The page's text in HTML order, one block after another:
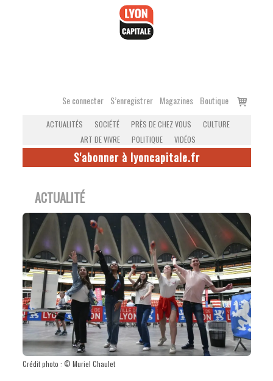
Se connecter S’enregistrer Magazines Boutique
Voir
ACTUALITÉS SOCIÉTÉ PRÈS DE CHEZ VOUS
CULTURE
ART DE VIVRE
POLITIQUE VIDÉOS
S'abonner à lyoncapitale.fr
ACTUALITÉ
Crédit photo : © Muriel Chaulet